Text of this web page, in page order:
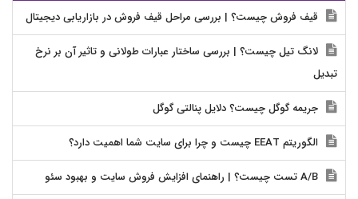
قیف فروش چیست؟ | بررسی مراحل قیف فروش در بازاریابی دیجیتال
لانگ تیل چیست؟ | بررسی ساختار عبارات طولانی و تاثیر آن بر نرخ
تبدیل
جریمه گوگل چیست؟ دلایل پنالتی گوگل
الگوریتم EEAT چیست و چرا برای سایت شما اهمیت دارد؟